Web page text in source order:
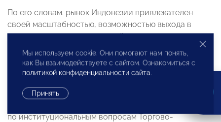
По его словам. рынок Индонезии привлекателен
своей масштабностью, возможностью выхода в
соседние страны и невысокой стоимостью трудовых
ресурсов. В настоящее время, на индонезийском
рынке работают российские компании — такси
«Максим» и производитель пасты R.O.C.S.
В сессии также приняли участие соучредитель
по институциональным вопросам Торгово-
Мы используем cookie. Они помогают нам понять,
как Вы взаимодействуете с сайтом. Ознакомиться с
политикой конфиденциальности сайта.
Принять